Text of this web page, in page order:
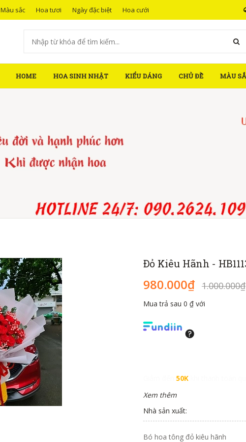
Màu sắc Hoa tươi Ngày đặc biệt Hoa cưới
HOME HOA SINH NHẬT KIỂU DÁNG CHỦ ĐỀ MÀU
Đỏ Kiêu Hãnh -
980.000₫ 1.000.000₫
Mua trả sau 0 ₫ với
50K
Xem thêm
Nhà sản xuất:
Bó hoa tông đỏ kiêu hãnh